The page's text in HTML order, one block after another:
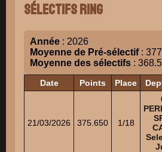
Sélectifs Ring
Année : 2026
Moyenne de Pré-sélectif:
Moyenne des sélectifs :
Date Points Place
21/03/2026 375.650 1/18